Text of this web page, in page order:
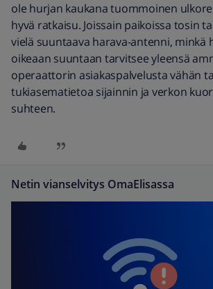
ole hurjan kaukana tuommoinen
hyvä ratkaisu. Joissain paikoissa tosin
vielä suuntaava harava-antenni, minkä
oikeaan suuntaan tarvitsee yleensä
operaattorin asiakaspalvelusta vähän
tukiasematietoa sijainnin ja verkon
suhteen.
Netin vianselvitys OmaElisassa